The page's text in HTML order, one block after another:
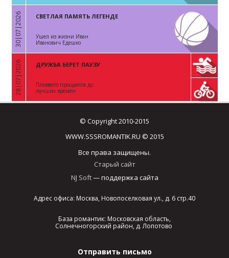
«
30|07|2026 СВЕТЛАЯ ПАМЯТЬ ЛЕГЕНДЕ
Ушел из жизни Иван
Иванович Едешко
«
28|07|2026 ДРУЖБА БЕРЕТ ПАУЗУ
Плаввело прощается до
лучших времен
© Copyright 2010-2015
WWW.SSSROMANTIK.RU © 2015
Все права защищены.
Старый сайт
NJ Soft— поддержка сайта
Адрес офиса: Москва, Новопоселковая ул., д. 6 стр.40
База романтик: Московская область,
Солнечногорский район, д. Лопотово
Отправить письмо